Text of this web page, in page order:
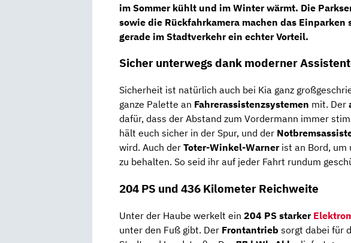
im Sommer kühlt und im Winter wärmt. Die
sowie die Rückfahrkamera machen das Einparken
gerade im Stadtverkehr ein echter Vorteil.
Sicher unterwegs dank moderner
Sicherheit ist natürlich auch bei Kia ganz
ganze Palette an Fahrerassistenzsystemen mit. Der
dafür, dass der Abstand zum Vordermann immer
hält euch sicher in der Spur, und der
wird. Auch der Toter-Winkel-Warnerist an Bord, um
zu behalten. So seid ihr auf jeder Fahrt rundum
204 PS und 436 Kilometer Reichweite
Unter der Haube werkelt ein 204 PS starker
unter den Fuß gibt. Der Frontantrieb sorgt dabei für